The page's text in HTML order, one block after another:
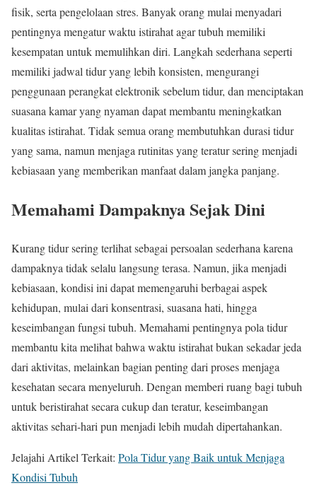
fisik, serta pengelolaan stres. Banyak orang mulai menyadari
pentingnya mengatur waktu istirahat agar tubuh memiliki
kesempatan untuk memulihkan diri. Langkah sederhana seperti
memiliki jadwal tidur yang lebih konsisten, mengurangi
penggunaan perangkat elektronik sebelum tidur, dan menciptakan
suasana kamar yang nyaman dapat membantu meningkatkan
kualitas istirahat. Tidak semua orang membutuhkan durasi tidur
yang sama, namun menjaga rutinitas yang teratur sering menjadi
kebiasaan yang memberikan manfaat dalam jangka panjang.
Memahami Dampaknya Sejak Dini
Kurang tidur sering terlihat sebagai persoalan sederhana karena
dampaknya tidak selalu langsung terasa. Namun, jika menjadi
kebiasaan, kondisi ini dapat memengaruhi berbagai aspek
kehidupan, mulai dari konsentrasi, suasana hati, hingga
keseimbangan fungsi tubuh. Memahami pentingnya pola tidur
membantu kita melihat bahwa waktu istirahat bukan sekadar jeda
dari aktivitas, melainkan bagian penting dari proses menjaga
kesehatan secara menyeluruh. Dengan memberi ruang bagi tubuh
untuk beristirahat secara cukup dan teratur, keseimbangan
aktivitas sehari-hari pun menjadi lebih mudah dipertahankan.
Jelajahi Artikel Terkait: Pola Tidur yang Baik untuk Menjaga
Kondisi Tubuh